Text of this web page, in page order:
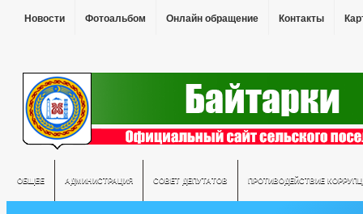
Новости Фотоальбом Онлайн обращение Контакты
ОБЩЕЕ АДМИНИСТРАЦИЯ СОВЕТ ДЕПУТАТОВ ПРОТИВОДЕЙСТВИЕ